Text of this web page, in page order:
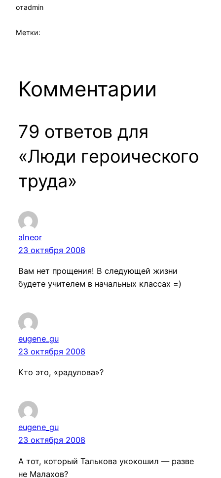
отadmin
Метки:
Комментарии
79 ответов для
«Люди героического
труда»
alneor
23 октября 2008
Вам нет прощения! В следующей жизни
будете учителем в начальных классах =)
eugene_gu
23 октября 2008
Кто это, «радулова»?
eugene_gu
23 октября 2008
А тот, который Талькова укокошил — разве
не Малахов?